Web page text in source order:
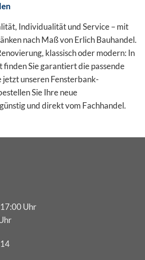
Individualität und Service – mit
nach Maß von Erlich Bauhandel.
klassisch oder modern: In
finden Sie garantiert die passende
jetzt unseren Fensterbank-
Sie Ihre neue
und direkt vom Fachhandel.
Uhr